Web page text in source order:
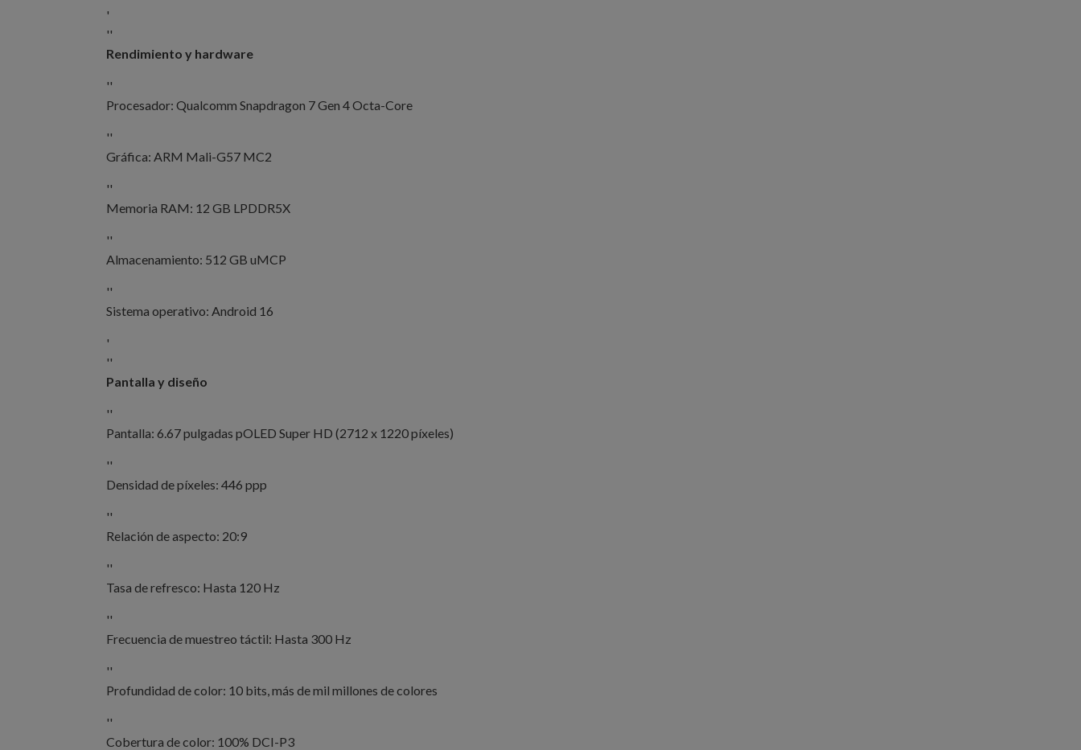
'
''
Rendimiento y hardware
''
Procesador: Qualcomm Snapdragon 7 Gen 4 Octa-Core
''
Gráfica: ARM Mali-G57 MC2
''
Memoria RAM: 12 GB LPDDR5X
''
Almacenamiento: 512 GB uMCP
''
Sistema operativo: Android 16
'
''
Pantalla y diseño
''
Pantalla: 6.67 pulgadas pOLED Super HD (2712 x 1220 píxeles)
''
Densidad de píxeles: 446 ppp
''
Relación de aspecto: 20:9
''
Tasa de refresco: Hasta 120 Hz
''
Frecuencia de muestreo táctil: Hasta 300 Hz
''
Profundidad de color: 10 bits, más de mil millones de colores
''
Cobertura de color: 100% DCI-P3